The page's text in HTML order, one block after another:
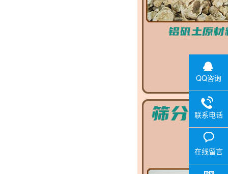
QQ咨询
联系电话
在线留言